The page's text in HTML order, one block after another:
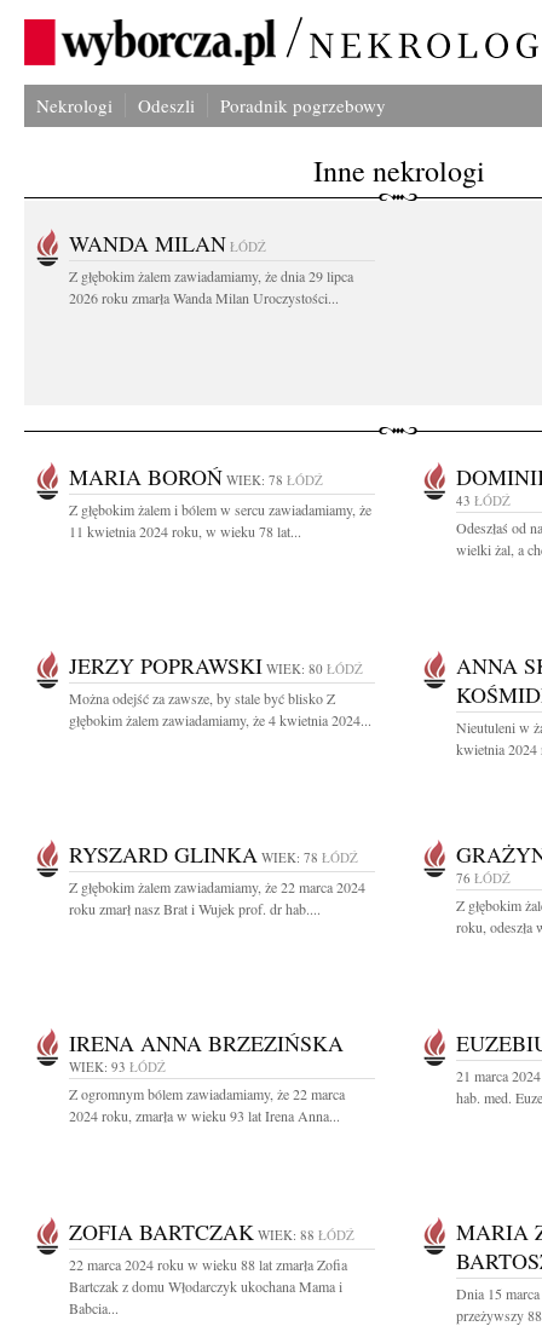
Nekrologi Odeszli Poradnik pogrzebowy
Inne nekrologi
WANDA MILAN ŁÓDŹ
Z głębokim żalem zawiadamiamy, że dnia 29 lipca
2026 roku zmarła Wanda Milan Uroczystości...
MARIA BOROŃ WIEK: 78 ŁÓDŹ
Z głębokim żalem i bólem w sercu zawiadamiamy, że
11 kwietnia 2024 roku, w wieku 78 lat...
43 ŁÓDŹ
Odeszłaś od
wielki żal, a
JERZY POPRAWSKI WIEK: 80 ŁÓDŹ
Można odejść za zawsze, by stale być blisko Z
głębokim żalem zawiadamiamy, że 4 kwietnia 2024...
ANNA
Nieutuleni w
kwietnia 2024
RYSZARD GLINKA WIEK: 78 ŁÓDŹ
Z głębokim żalem zawiadamiamy, że 22 marca 2024
roku zmarł nasz Brat i Wujek prof. dr hab....
76 ŁÓDŹ
Z głębokim
roku, odeszła
IRENA ANNA BRZEZIŃSKA
WIEK: 93 ŁÓDŹ
Z ogromnym bólem zawiadamiamy, że 22 marca
2024 roku, zmarła w wieku 93 lat Irena Anna...
21 marca
hab. med.
ZOFIA BARTCZAK WIEK: 88 ŁÓDŹ
22 marca 2024 roku w wieku 88 lat zmarła Zofia
Bartczak z domu Włodarczyk ukochana Mama i
Babcia...
MARIA
Dnia 15
przeżywszy